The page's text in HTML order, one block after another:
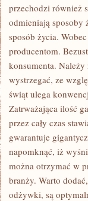
przechodzi również
odmieniają sposoby
sposób życia.
producentom.
konsumenta.
wystrzegać, ze
świąt ulega
Zatrważająca ilość
przez cały czas
gwarantuje
napomknąć, iż
można otrzymać w
branży. Warto
odżywki, są